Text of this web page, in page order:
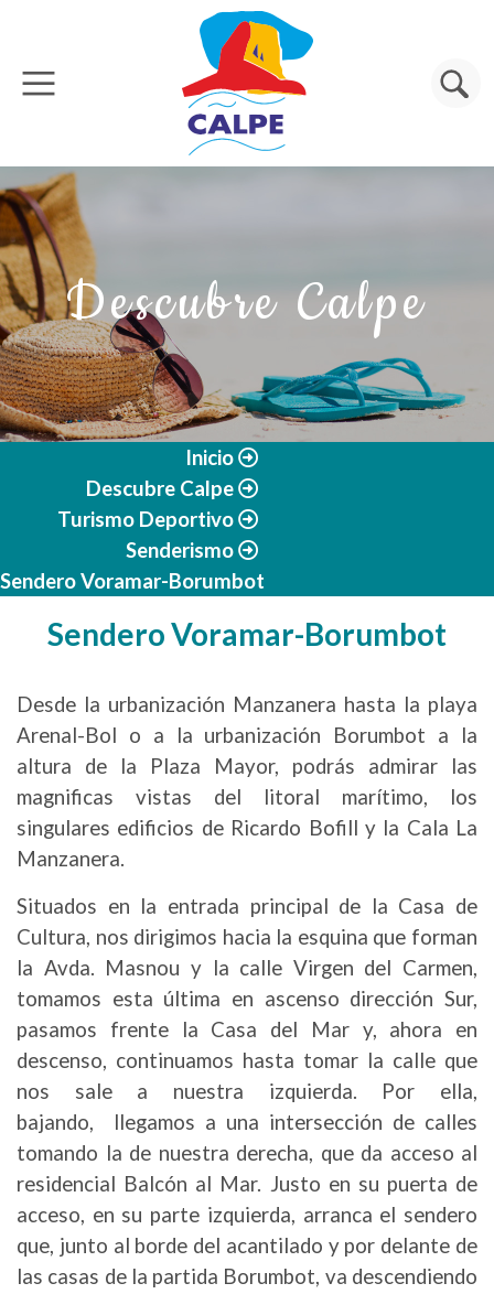
Pasar al contenido principal
Buscar
Descubre Calpe
Inicio
Descubre Calpe
Turismo Deportivo
Senderismo
Sendero Voramar-Borumbot
Sendero Voramar-Borumbot
Desde la urbanización Manzanera hasta la playa
Arenal-Bol o a la urbanización Borumbot a la
altura de la Plaza Mayor, podrás admirar las
magnificas vistas del litoral marítimo, los
singulares edificios de Ricardo Bofill y la Cala La
Manzanera.
Situados en la entrada principal de la Casa de
Cultura, nos dirigimos hacia la esquina que forman
la Avda. Masnou y la calle Virgen del Carmen,
tomamos esta última en ascenso dirección Sur,
pasamos frente la Casa del Mar y, ahora en
descenso, continuamos hasta tomar la calle que
nos sale a nuestra izquierda. Por ella,
bajando, llegamos a una intersección de calles
tomando la de nuestra derecha, que da acceso al
residencial Balcón al Mar. Justo en su puerta de
acceso, en su parte izquierda, arranca el sendero
que, junto al borde del acantilado y por delante de
las casas de la partida Borumbot, va descendiendo